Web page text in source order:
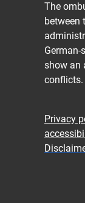
The
between
show an
conflicts.
Privacy